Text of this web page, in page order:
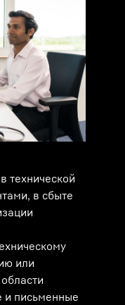
технической
в сбыте
или
и письменные